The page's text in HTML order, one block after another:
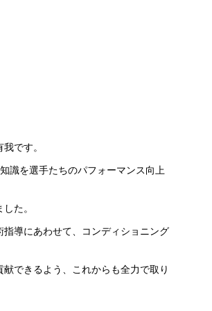
です。
識を選手たちのパフォーマンス向上
た。
導にあわせて、コンディショニング
できるよう、これからも全力で取り